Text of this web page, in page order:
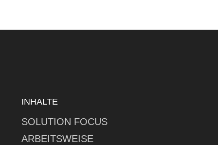
INHALTE
SOLUTION FOCUS
ARBEITSWEISE